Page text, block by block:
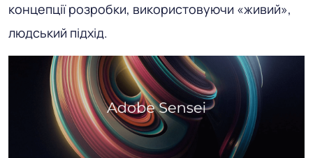
концепції розробки, використовуючи «живий»,
людський підхід.